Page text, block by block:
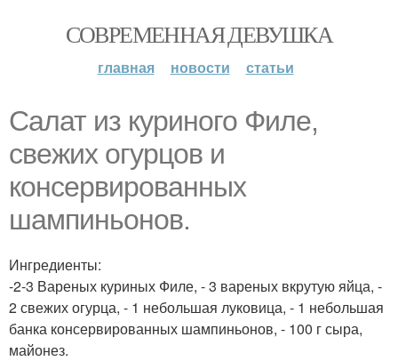
СОВРЕМЕННАЯ ДЕВУШКА
главная новости статьи
Салат из куриного Филе,
свежих огурцов и
консервированных
шампиньонов.
Ингредиенты:
-2-3 Вареных куриных Филе, - 3 вареных вкрутую яйца, -
2 свежих огурца, - 1 небольшая луковица, - 1 небольшая
банка консервированных шампиньонов, - 100 г сыра,
майонез.